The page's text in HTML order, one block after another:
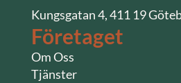
Kungsgatan 4, 411 19
Företaget
Om Oss
Tjänster